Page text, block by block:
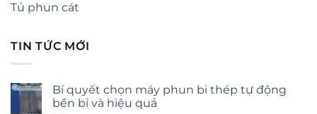
Tủ phun cát
TIN TỨC MỚI
Bí quyết chọn máy phun bi thép tự động
bền bỉ và hiệu quả